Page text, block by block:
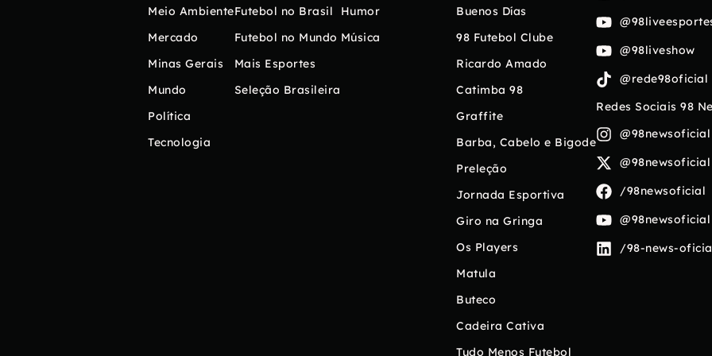
Meio Ambiente
Mercado
Minas Gerais
Mundo
Política
Tecnologia
Futebol no Brasil
Futebol no Mundo
Mais Esportes
Seleção Brasileira
Humor
Música
Buenos Días
98 Futebol Clube
Ricardo Amado
Catimba 98
Graffite
Barba, Cabelo e Bigode
Preleção
Jornada Esportiva
Giro na Gringa
Os Players
Matula
Buteco
Cadeira Cativa
Tudo Menos Futebol
@98liveshow
@rede98oficial
Redes Sociais 98
@98newsoficial
@98newsoficial
/98newsoficial
@98newsoficial
/98-news-